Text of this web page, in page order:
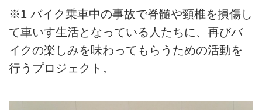
※1 バイク乗車中の事故で脊髄や頸椎を損傷し
て車いす生活となっている人たちに、再びバ
イクの楽しみを味わってもらうための活動を
行うプロジェクト。